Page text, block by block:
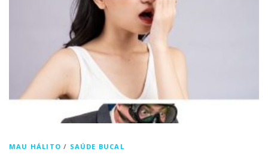
MAU HÁLITO / SAÚDE BUCAL